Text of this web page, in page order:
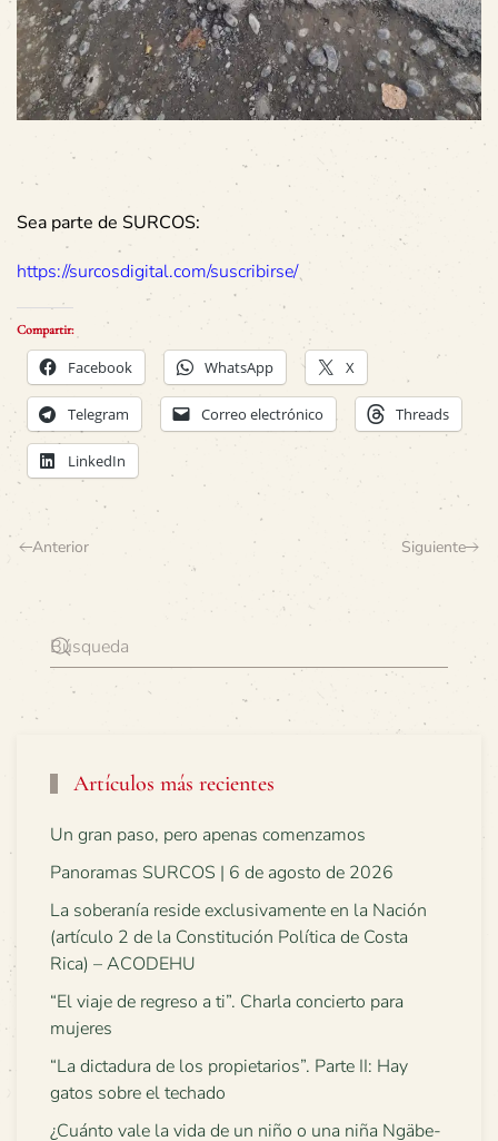
Sea parte de SURCOS:
https://surcosdigital.com/suscribirse/
Compartir:
Facebook WhatsApp X
Telegram Correo electrónico Threads
LinkedIn
Anterior Siguiente
Artículos más recientes
Un gran paso, pero apenas comenzamos
Panoramas SURCOS | 6 de agosto de 2026
La soberanía reside exclusivamente en la Nación
(artículo 2 de la Constitución Política de Costa
Rica) – ACODEHU
“El viaje de regreso a ti”. Charla concierto para
mujeres
“La dictadura de los propietarios”. Parte II: Hay
gatos sobre el techado
¿Cuánto vale la vida de un niño o una niña Ngäbe-